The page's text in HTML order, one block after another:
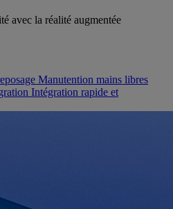
avec la réalité augmentée
Manutention mains libres
Intégration rapide et